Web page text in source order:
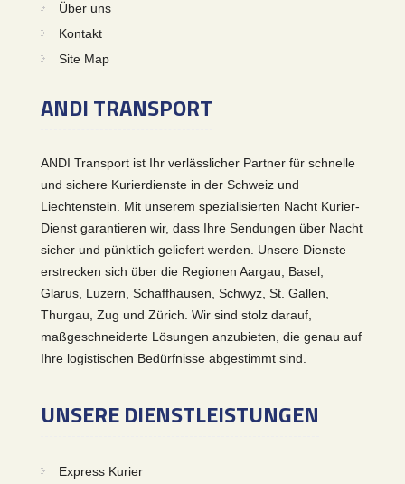
Über uns
Kontakt
Site Map
ANDI TRANSPORT
ANDI Transport ist Ihr verlässlicher Partner für schnelle
und sichere Kurierdienste in der Schweiz und
Liechtenstein. Mit unserem spezialisierten Nacht Kurier-
Dienst garantieren wir, dass Ihre Sendungen über Nacht
sicher und pünktlich geliefert werden. Unsere Dienste
erstrecken sich über die Regionen Aargau, Basel,
Glarus, Luzern, Schaffhausen, Schwyz, St. Gallen,
Thurgau, Zug und Zürich. Wir sind stolz darauf,
maßgeschneiderte Lösungen anzubieten, die genau auf
Ihre logistischen Bedürfnisse abgestimmt sind.
UNSERE DIENSTLEISTUNGEN
Express Kurier